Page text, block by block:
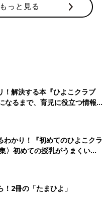
っと見る
！解決する本『ひよこクラブ
るまで、育児に役立つ情報が
わかり！『初めてのひよこクラ
〉初めての授乳がうまくい
の基本と夏のトラブル 解決テ
2冊の「たまひよ」